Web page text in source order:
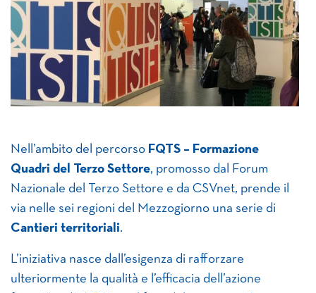
Nell’ambito del percorso FQTS – Formazione
Quadri del Terzo Settore, promosso dal Forum
Nazionale del Terzo Settore e da CSVnet, prende il
via nelle sei regioni del Mezzogiorno una serie di
Cantieri territoriali.
L’iniziativa nasce dall’esigenza di rafforzare
ulteriormente la qualità e l’efficacia dell’azione